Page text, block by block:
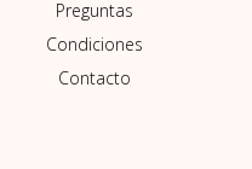
Preguntas
Condiciones
Contacto